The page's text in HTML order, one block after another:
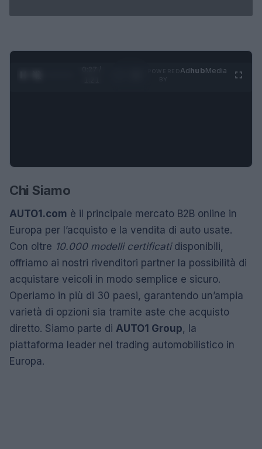
0:28 /
AdhubMedia
Chi Siamo
AUTO1.com è il principale mercato B2B online in
Europa per l’acquisto e la vendita di auto usate.
Con oltre 10.000 modelli certificatidisponibili,
offriamo ai nostri rivenditori partner la possibilità di
acquistare veicoli in modo semplice e sicuro.
Operiamo in più di 30 paesi, garantendo un’ampia
varietà di opzioni sia tramite aste che acquisto
diretto. Siamo parte di AUTO1 Group, la
piattaforma leader nel trading automobilistico in
Europa.